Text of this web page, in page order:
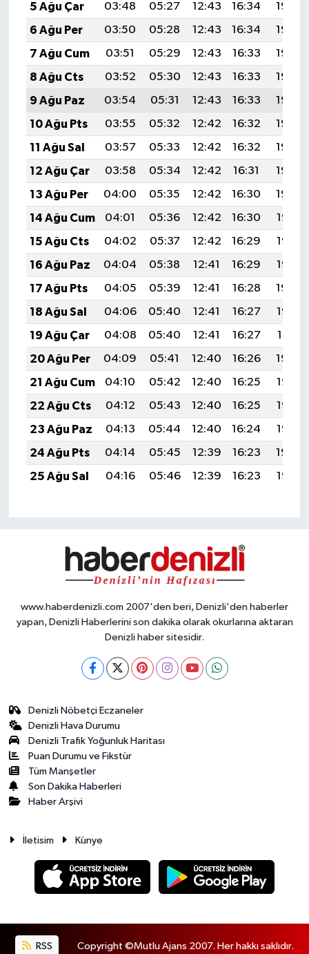
5 Ağu Çar
03:48 05:27 12:43 16:34
19:49
6 Ağu Per
03:50 05:28 12:43 16:34
19:48
7 Ağu Cum
03:51 05:29 12:43 16:33
19:46
8 Ağu Cts
03:52 05:30 12:43 16:33
19:45
9 Ağu Paz
03:54 05:31 12:43 16:33
19:44
10 Ağu Pts
03:55 05:32 12:42 16:32
19:43
11 Ağu Sal
03:57 05:33 12:42 16:32
19:42
12 Ağu Çar
03:58 05:34 12:42 16:31
19:40
13 Ağu Per
04:00 05:35 12:42 16:30
19:39
14 Ağu Cum
04:01 05:36 12:42 16:30
19:38
15 Ağu Cts
04:02 05:37 12:42 16:29
19:36
16 Ağu Paz
04:04 05:38 12:41 16:29
19:35
17 Ağu Pts
04:05 05:39 12:41 16:28
19:34
18 Ağu Sal
04:06 05:40 12:41 16:27
19:32
19 Ağu Çar
04:08 05:40 12:41 16:27
19:31
20 Ağu Per
04:09 05:41 12:40 16:26
19:30
21 Ağu Cum
04:10 05:42 12:40 16:25
19:28
22 Ağu Cts
04:12 05:43 12:40 16:25
19:27
23 Ağu Paz
04:13 05:44 12:40 16:24
19:25
24 Ağu Pts
04:14 05:45 12:39 16:23
19:24
25 Ağu Sal
04:16 05:46 12:39 16:23 19:22
www.haberdenizli.com 2007'den beri, Denizli'den haberler
yapan, Denizli Haberlerini son dakika olarak okurlarına aktaran
Denizli haber sitesidir.
Denizli Nöbetçi Eczaneler
Denizli Hava Durumu
Denizli Trafik Yoğunluk Haritası
Puan Durumu ve Fikstür
Tüm Manşetler
Son Dakika Haberleri
Haber Arşivi
İletisim Künye
RSS Copyright ©Mutlu Ajans 2007. Her hakkı saklıdır.